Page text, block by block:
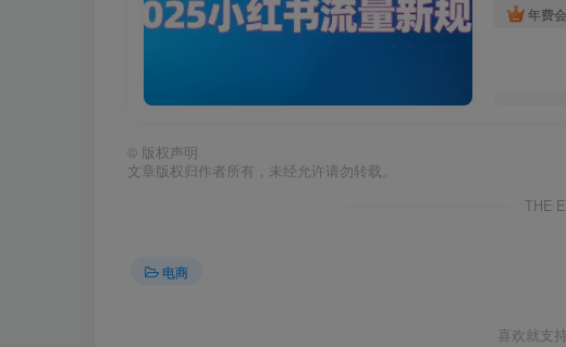
年费
© 版权声明
文章版权归作者所有，未经允许请勿转载。
THE
电商
喜欢就支